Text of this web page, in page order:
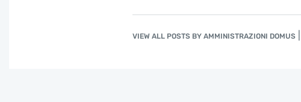
VIEW ALL POSTS BY AMMINISTRAZIONI DOMUS